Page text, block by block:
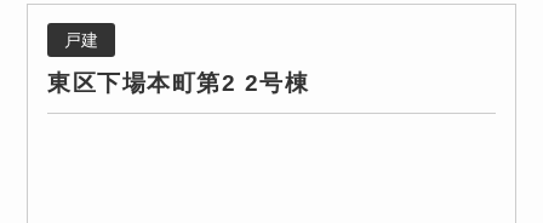
戸建
東区下場本町第2 2号棟